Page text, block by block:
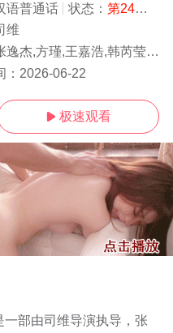
语普通话 状态： 第24集已完结
维
杰,方瑾,王嘉浩,韩芮莹,李籽诺,张大雷
2026-06-22
 极速观看
部由司维导演执导，张